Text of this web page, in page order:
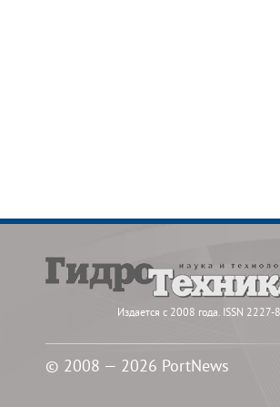
Издается с 2008 года. ISSN 2227-
© 2008 — 2026 PortNews